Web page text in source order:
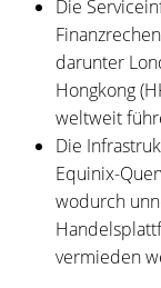
Die
darunter
Hongkong
weltweit
Die
Equinix-
wodurch
vermieden